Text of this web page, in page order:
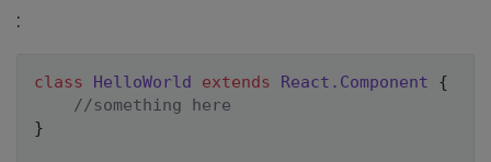
:
class HelloWorld extends React . Component
{
//something here
}